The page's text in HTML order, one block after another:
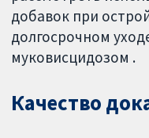
добавок при
долгосрочном
муковисцидозом .
Качество